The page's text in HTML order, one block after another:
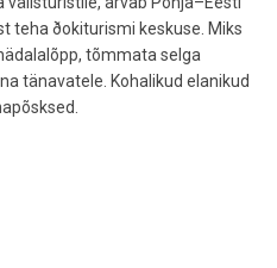
teha ðokiturismi keskuse. Miks
tõmmata selga
tänavatele. Kohalikud elanikud